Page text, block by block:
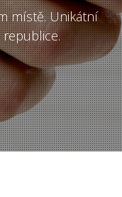
místě. Unikátní
republice.